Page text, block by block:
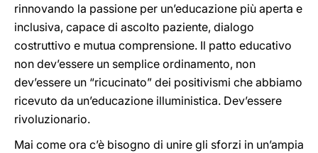
rinnovando la passione per un’educazione più aperta e
inclusiva, capace di ascolto paziente, dialogo
costruttivo e mutua comprensione. Il patto educativo
non dev’essere un semplice ordinamento, non
dev’essere un “ricucinato” dei positivismi che abbiamo
ricevuto da un’educazione illuministica. Dev’essere
rivoluzionario.
Mai come ora c’è bisogno di unire gli sforzi in un’ampia